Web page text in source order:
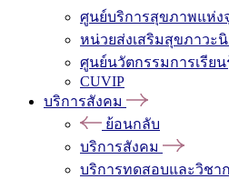
ศูนย์บริการสุขภาพแห่ง
หน่วยส่งเสริมสุขภาวะ
ศูนย์นวัตกรรมการเรียน
CUVIP
บริการสังคม
ย้อนกลับ
บริการสังคม
บริการทดสอบและวิชา